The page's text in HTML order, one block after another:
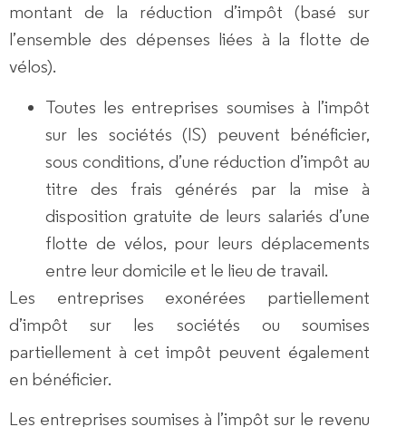
montant de la réduction d’impôt (basé sur
l’ensemble des dépenses liées à la flotte de
vélos).
Toutes les entreprises soumises à l’impôt
sur les sociétés (IS) peuvent bénéficier,
sous conditions, d’une réduction d’impôt au
titre des frais générés par la mise à
disposition gratuite de leurs salariés d’une
flotte de vélos, pour leurs déplacements
entre leur domicile et le lieu de travail.
Les entreprises exonérées partiellement
d’impôt sur les sociétés ou soumises
partiellement à cet impôt peuvent également
en bénéficier.
Les entreprises soumises à l’impôt sur le revenu